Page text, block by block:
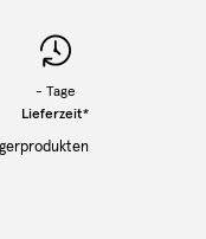
- Tage
Lieferzeit*